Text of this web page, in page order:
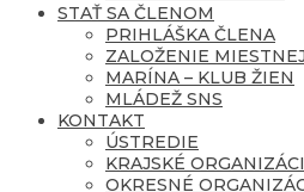
STAŤ SA ČLENOM
PRIHLÁŠKA ČLENA
ZALOŽENIE
MARÍNA – KLUB ŽIEN
MLÁDEŽ SNS
KONTAKT
ÚSTREDIE
KRAJSKÉ
OKRESNÉ